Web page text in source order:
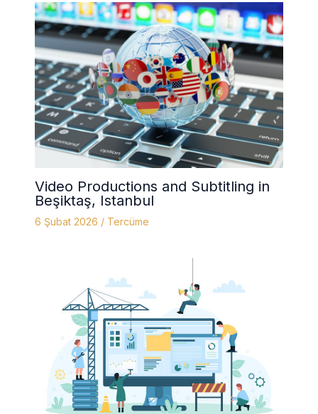
Video Productions and Subtitling in
Beşiktaş, Istanbul
6 Şubat 2026 / Tercüme